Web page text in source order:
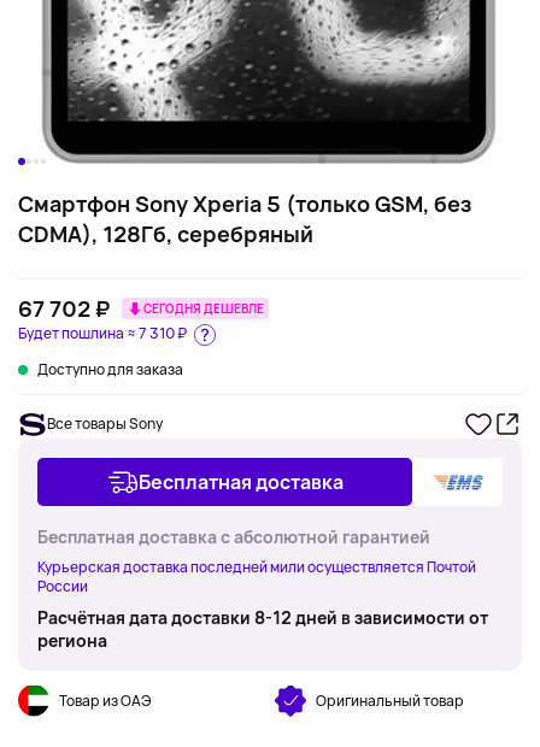
Смартфон Sony Xperia 5 (только GSM, без
CDMA), 128Гб, серебряный
Будет пошлина ≈7 310 ₽
67 702 ₽ СЕГОДНЯ ДЕШЕВЛЕ
Доступно для заказа
Все товары Sony
Бесплатная доставка
Бесплатная доставка с абсолютной гарантией
Курьерская доставка последней мили осуществляется Почтой
России
Расчётная дата доставки 8-12 дней в зависимости от
региона
Товар из ОАЭ Оригинальный товар